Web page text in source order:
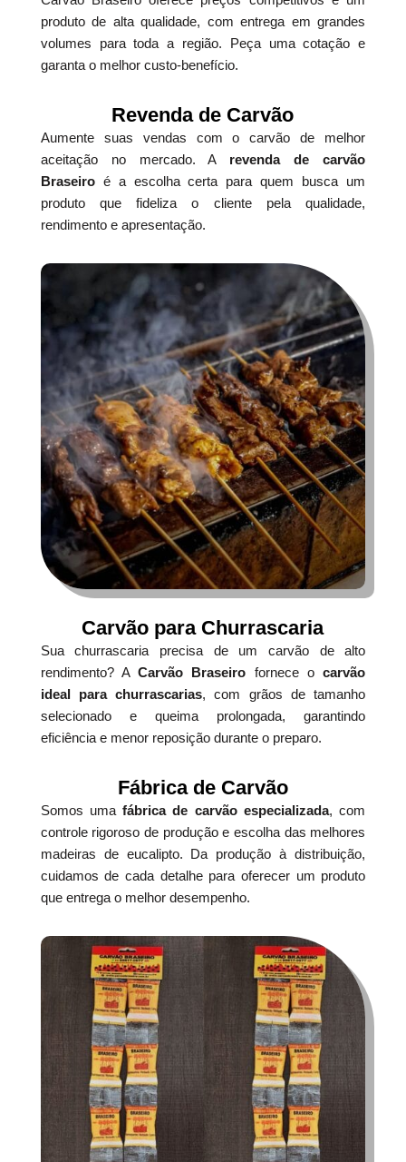
produto de alta qualidade, com entrega em grandes
volumes para toda a região. Peça uma cotação e
garanta o melhor custo-benefício.
Revenda de Carvão
Aumente suas vendas com o carvão de melhor
aceitação no mercado. A revenda de carvão
Braseiroé a escolha certa para quem busca um
produto que fideliza o cliente pela qualidade,
rendimento e apresentação.
Carvão para Churrascaria
Sua churrascaria precisa de um carvão de alto
rendimento? ACarvão Braseiro fornece ocarvão
ideal para churrascarias, com grãos de tamanho
selecionado e queima prolongada, garantindo
eficiência e menor reposição durante o preparo.
Fábrica de Carvão
Somos umafábrica de carvão especializada, com
controle rigoroso de produção e escolha das melhores
madeiras de eucalipto. Da produção à distribuição,
cuidamos de cada detalhe para oferecer um produto
que entrega o melhor desempenho.